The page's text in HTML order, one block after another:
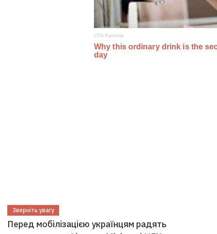
Зверніть увагу
Перед мобілізацією українцям радять